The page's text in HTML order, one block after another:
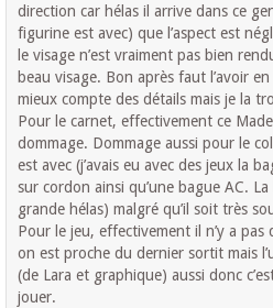
direction car hélas il arrive dans ce
figurine est avec) que l’aspect est
le visage n’est vraiment pas bien
beau visage. Bon après faut l’avoir
mieux compte des détails mais je la
Pour le carnet, effectivement ce Made
dommage. Dommage aussi pour le
est avec (j’avais eu avec des jeux la
sur cordon ainsi qu’une bague AC.
grande hélas) malgré qu’il soit très
Pour le jeu, effectivement il n’y a
on est proche du dernier sortit mais
(de Lara et graphique) aussi donc
jouer.